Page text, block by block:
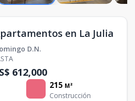
en La Julia
D.N.
612,000
215 M²
Construcción